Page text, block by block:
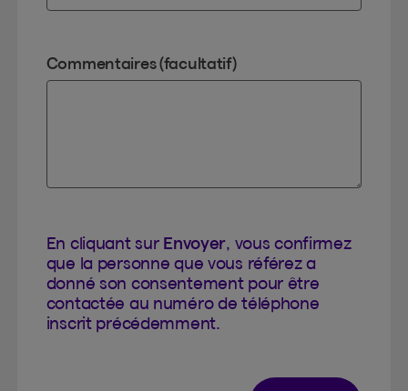
Commentaires (facultatif)
En cliquant sur Envoyer, vous confirmez
que la personne que vous référez a
donné son consentement pour être
contactée au numéro de téléphone
inscrit précédemment.